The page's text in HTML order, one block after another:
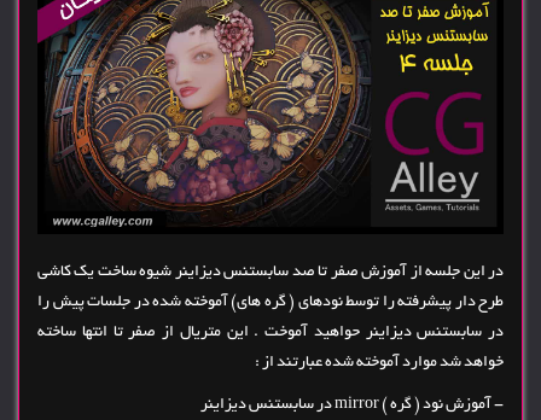
در این جلسه از آموزش صفر تا صد سابستنس دیزاینر شیوه ساخت یک کاشی
طرح دار پیشرفته را توسط نودهای ( گره های) آموخته شده در جلسات پیش را
در سابستنس دیزاینر حواهید آموخت . این متریال از صفر تا انتها ساخته
خواهد شد موارد آموخته شده عبارتند از :
- آموزش نود ( گره ) mirror در سابستنس دیزاینر